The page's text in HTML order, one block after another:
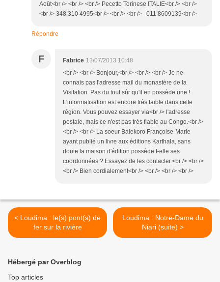
Août<br /> <br /> <br /> Pecetto Torinese ITALIE<br /> <br />
<br /> 348 310 4995<br /> <br /> <br /> 011 8609139<br />
Répondre
F Fabrice 13/07/2013 10:48
<br /> <br /> Bonjour,<br /> <br /> <br /> Je ne
connais pas l'adresse mail du monastère de la
Visitation. Pas du tout sûr qu'il en possède une !
L'informatisation est encore très faible dans cette
région. Vous pouvez essayer via<br /> l'adresse
postale, mais ce n'est pas très fiable au Congo.<br />
<br /> <br /> La soeur Balekoro Françoise-Marie
ayant publié un livre aux éditions Karthala, sans
doute la maison d'édition possède t-elle ses
coordonnées ? Essayez de les contacter.<br /> <br />
<br /> Bien cordialement<br /> <br /> <br /> <br />
< Loudima : le(s) pont(s) de
fer sur la rivière
Loudima : Notre-Dame du
Niari (suite) >
Hébergé par Overblog
Top articles